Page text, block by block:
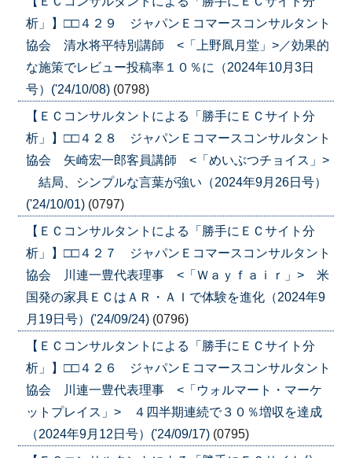
析」】□□４２９ ジャパンＥコマースコンサルタント
協会 清水将平特別講師 <「上野凮月堂」>／効果的
な施策でレビュー投稿率１０％に（2024年10月3日
号）('24/10/08) (0798)
【ＥＣコンサルタントによる「勝手にＥＣサイト分
析」】□□４２８ ジャパンＥコマースコンサルタント
協会 矢崎宏一郎客員講師 <「めいぶつチョイス」>
結局、シンプルな言葉が強い（2024年9月26日号）
('24/10/01) (0797)
【ＥＣコンサルタントによる「勝手にＥＣサイト分
析」】□□４２７ ジャパンＥコマースコンサルタント
協会 川連一豊代表理事 <「Ｗａｙｆａｉｒ」> 米
国発の家具ＥＣはＡＲ・ＡＩで体験を進化（2024年9
月19日号）('24/09/24) (0796)
【ＥＣコンサルタントによる「勝手にＥＣサイト分
析」】□□４２６ ジャパンＥコマースコンサルタント
協会 川連一豊代表理事 <「ウォルマート・マーケ
ットプレイス」> ４四半期連続で３０％増収を達成
（2024年9月12日号）('24/09/17) (0795)